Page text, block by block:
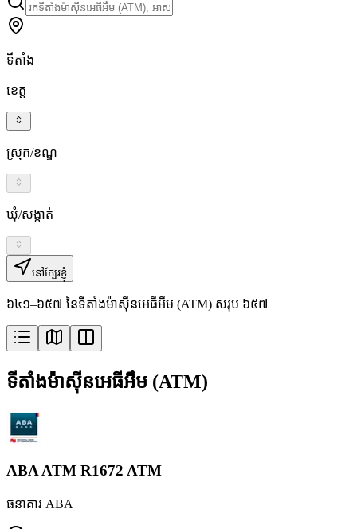
ទីតាំង
ខេត្ត
ស្រុក/ខណ្ឌ
ឃុំ/សង្កាត់
នៅក្បែរខ្ញុំ
៦៤១–៦៥៧ នៃទីតាំងម៉ាស៊ីនអេធីអឹម (ATM) សរុប ៦៥៧
ទីតាំងម៉ាស៊ីនអេធីអឹម (ATM)
ABA ATM R1672 ATM
ធនាគារ ABA